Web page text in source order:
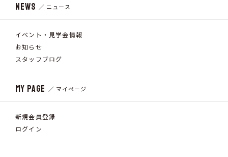
NEWS ／ ニュース
イベント・見学会情報
お知らせ
スタッフブログ
MY PAGE ／ マイページ
新規会員登録
ログイン